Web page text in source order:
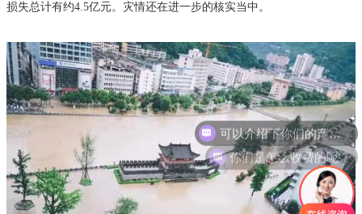
损失总计有约4.5亿元。灾情还在进一步的核实当中。
可以介绍下你们的产品么？
你们是怎么收费的呢？